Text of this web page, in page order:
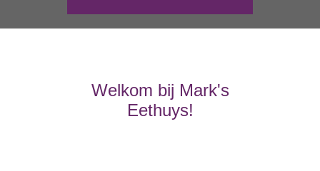
Welkom bij Mark's
Eethuys!